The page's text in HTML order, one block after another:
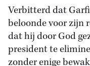
Verbitterd dat
beloonde voor zijn
dat hij door God
president te
zonder enige